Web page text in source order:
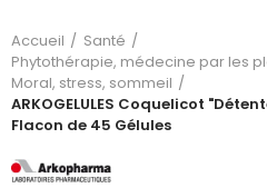
Accueil
Santé
Phytothérapie, médecine par les
Moral, stress, sommeil
ARKOGELULES Coquelicot
Flacon de 45 Gélules